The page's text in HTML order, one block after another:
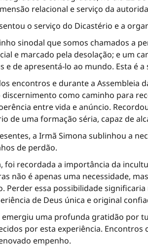
relacional e serviço da
o serviço do Dicastério e a
sinodal que somos chamados a
e marcado pela desolação; e um
e de apresentá-lo ao mundo. Esta é
encontros e durante a Assembleia
como caminho para
entre vida e anúncio.
de uma formação séria, capaz de
a Irmã Simona sublinhou a
de perdão.
foi recordada a importância da
não é apenas uma necessidade,
Perder essa possibilidade
de Deus única e original
emergiu uma profunda gratidão por
por esta experiência. Encontros
empenho.